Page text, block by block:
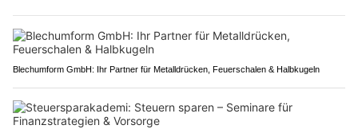
Blechumform GmbH: Ihr Partner für Metalldrücken, Feuerschalen & Halbkugeln